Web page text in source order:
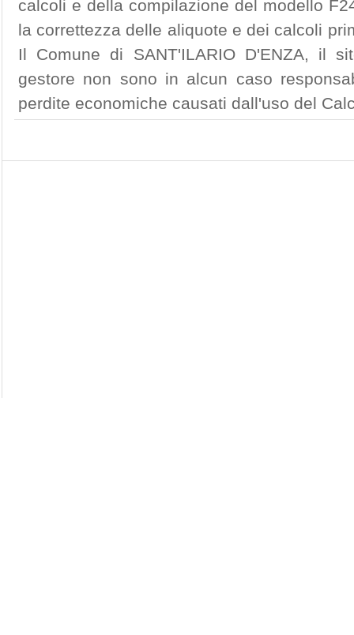
calcoli e della compilazione del modello
la correttezza delle aliquote e dei calcoli
Il Comune di SANT'ILARIO D'ENZA, il
gestore non sono in alcun caso
perdite economiche causati dall'uso del